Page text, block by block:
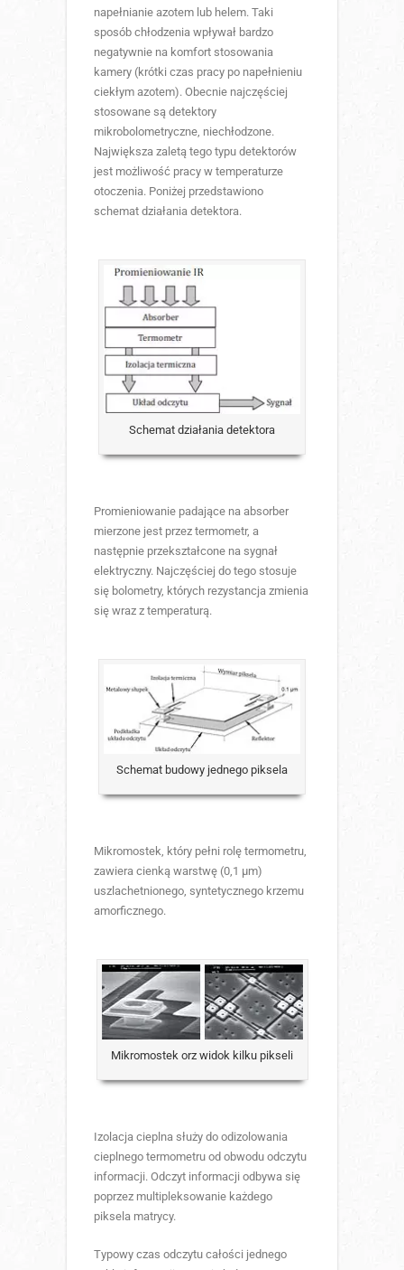
napełnianie azotem lub helem. Taki
sposób chłodzenia wpływał bardzo
negatywnie na komfort stosowania
kamery (krótki czas pracy po napełnieniu
ciekłym azotem). Obecnie najczęściej
stosowane są detektory
mikrobolometryczne, niechłodzone.
Największa zaletą tego typu detektorów
jest możliwość pracy w temperaturze
otoczenia. Poniżej przedstawiono
schemat działania detektora.
Schemat działania detektora
Promieniowanie padające na absorber
mierzone jest przez termometr, a
następnie przekształcone na sygnał
elektryczny. Najczęściej do tego stosuje
się bolometry, których rezystancja zmienia
się wraz z temperaturą.
Schemat budowy jednego piksela
Mikromostek, który pełni rolę termometru,
zawiera cienką warstwę (0,1 µm)
uszlachetnionego, syntetycznego krzemu
amorficznego.
Mikromostek orz widok kilku pikseli
Izolacja cieplna służy do odizolowania
cieplnego termometru od obwodu odczytu
informacji. Odczyt informacji odbywa się
poprzez multipleksowanie każdego
piksela matrycy.
Typowy czas odczytu całości jednego